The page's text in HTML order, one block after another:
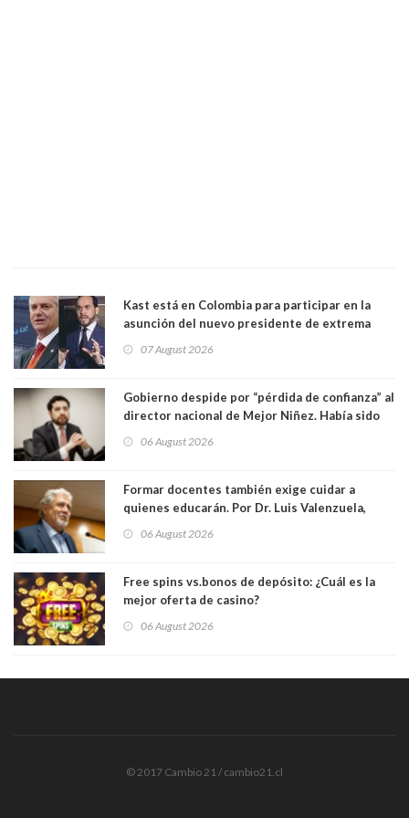
Kast está en Colombia para participar en la
asunción del nuevo presidente de extrema
07 August 2026
Gobierno despide por “pérdida de confianza” al
director nacional de Mejor Niñez. Había sido
06 August 2026
Formar docentes también exige cuidar a
quienes educarán. Por Dr. Luis Valenzuela,
Académicos U. Católica Silva Henríquez
06 August 2026
Free spins vs.bonos de depósito: ¿Cuál es la
mejor oferta de casino?
06 August 2026
© 2017 Cambio 21 / cambio21.cl